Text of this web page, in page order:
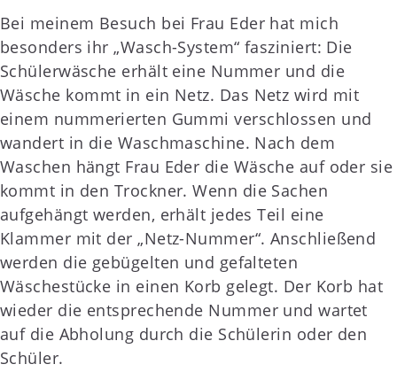
Bei meinem Besuch bei Frau Eder hat mich
besonders ihr „Wasch-System“ fasziniert: Die
Schülerwäsche erhält eine Nummer und die
Wäsche kommt in ein Netz. Das Netz wird mit
einem nummerierten Gummi verschlossen und
wandert in die Waschmaschine. Nach dem
Waschen hängt Frau Eder die Wäsche auf oder sie
kommt in den Trockner. Wenn die Sachen
aufgehängt werden, erhält jedes Teil eine
Klammer mit der „Netz-Nummer“. Anschließend
werden die gebügelten und gefalteten
Wäschestücke in einen Korb gelegt. Der Korb hat
wieder die entsprechende Nummer und wartet
auf die Abholung durch die Schülerin oder den
Schüler.